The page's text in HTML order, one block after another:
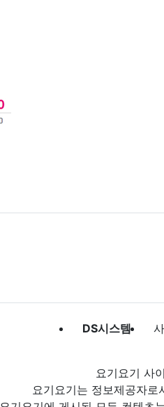
DS시스템
요기요기 사
요기요기는 정보제공자